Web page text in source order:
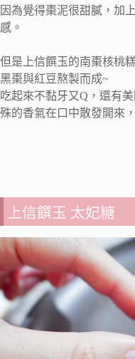
因為覺得棗泥很甜膩，加
感。
但是上信饌玉的南棗核桃
黑棗與紅豆熬製而成~
吃起來不黏牙又Q，還有
殊的香氣在口中散發開來
上信饌玉 太妃糖